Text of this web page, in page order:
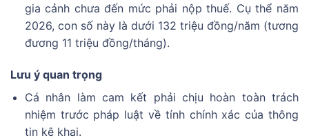
gia cảnh chưa đến mức phải nộp thuế. Cụ thể năm
2026, con số này là dưới 132 triệu đồng/năm (tương
đương 11 triệu đồng/tháng).
Lưu ý quan trọng
Cá nhân làm cam kết phải chịu hoàn toàn trách
nhiệm trước pháp luật về tính chính xác của thông
tin kê khai.